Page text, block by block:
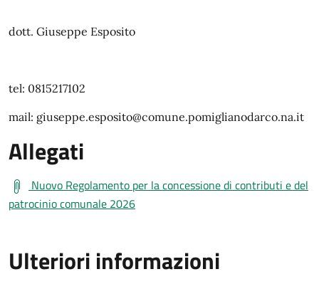
dott. Giuseppe Esposito
tel: 0815217102
mail: giuseppe.esposito@comune.pomiglianodarco.na.it
Allegati
Nuovo Regolamento per la concessione di contributi e del
patrocinio comunale 2026
Ulteriori informazioni